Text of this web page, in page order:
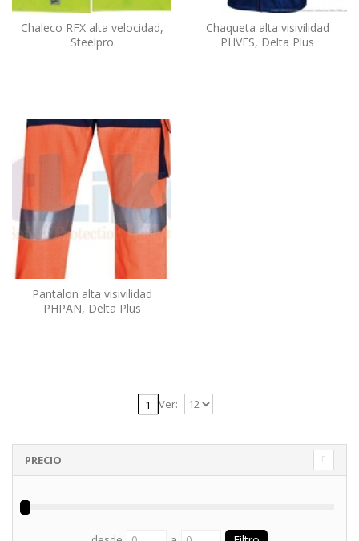
Chaleco RFX alta velocidad,
Steelpro
Chaqueta alta visivilidad
PHVES, Delta Plus
Pantalon alta visivilidad
PHPAN, Delta Plus
1 Ver:
PRECIO